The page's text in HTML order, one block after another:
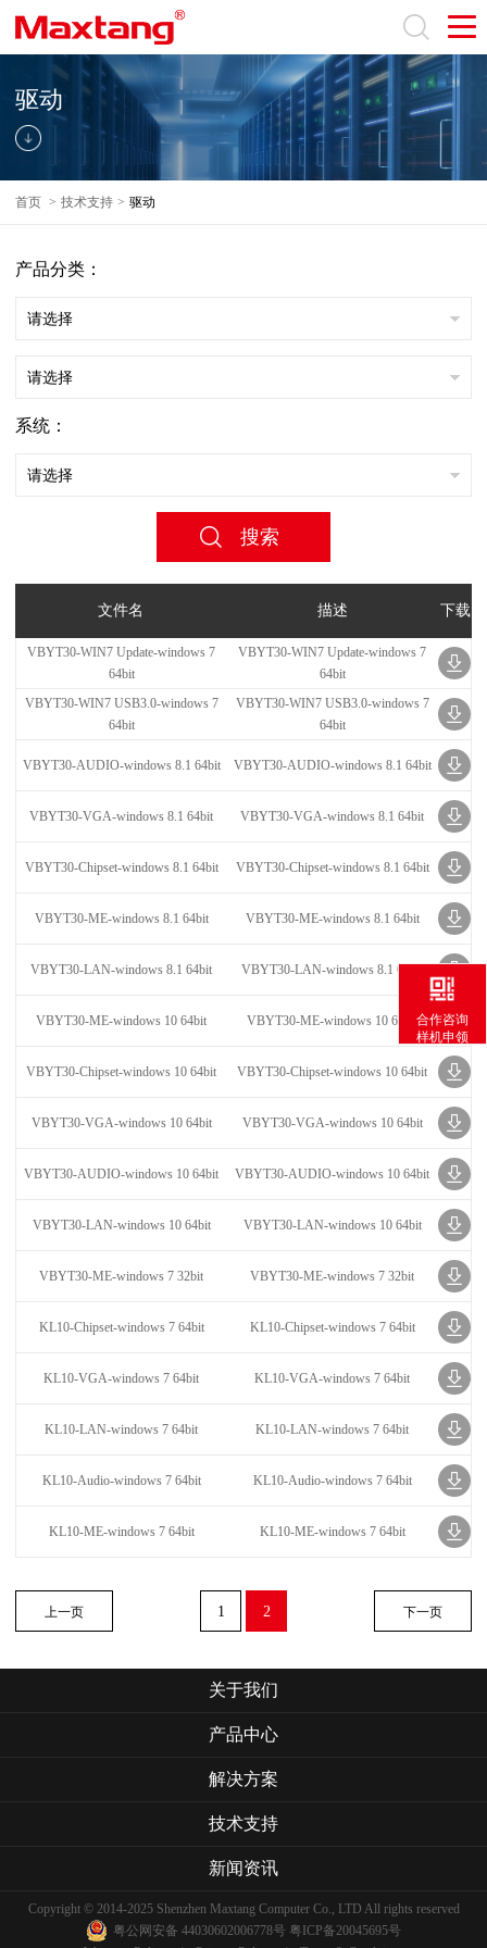
驱动
首页 > 技术支持 > 驱动
产品分类：
系统：
文件名 描述 下载
VBYT30-WIN7 Update-windows 7
64bit
VBYT30-WIN7 Update-windows 7
64bit
VBYT30-WIN7 USB3.0-windows 7
64bit
VBYT30-WIN7 USB3.0-windows 7
64bit
VBYT30-AUDIO-windows 8.1 64bit VBYT30-AUDIO-windows 8.1 64bit
VBYT30-VGA-windows 8.1 64bit VBYT30-VGA-windows 8.1 64bit
VBYT30-Chipset-windows 8.1 64bit VBYT30-Chipset-windows 8.1 64bit
VBYT30-ME-windows 8.1 64bit VBYT30-ME-windows 8.1 64bit
VBYT30-LAN-windows 8.1 64bit VBYT30-LAN-windows 8.1 64bit
VBYT30-ME-windows 10 64bit VBYT30-ME-windows 10 64bit
VBYT30-Chipset-windows 10 64bit VBYT30-Chipset-windows 10 64bit
VBYT30-VGA-windows 10 64bit VBYT30-VGA-windows 10 64bit
VBYT30-AUDIO-windows 10 64bit VBYT30-AUDIO-windows 10 64bit
VBYT30-LAN-windows 10 64bit VBYT30-LAN-windows 10 64bit
VBYT30-ME-windows 7 32bit VBYT30-ME-windows 7 32bit
KL10-Chipset-windows 7 64bit KL10-Chipset-windows 7 64bit
KL10-VGA-windows 7 64bit KL10-VGA-windows 7 64bit
KL10-LAN-windows 7 64bit KL10-LAN-windows 7 64bit
KL10-Audio-windows 7 64bit KL10-Audio-windows 7 64bit
KL10-ME-windows 7 64bit KL10-ME-windows 7 64bit
上一页 1 2 下一页
关于我们
产品中心
解决方案
技术支持
新闻资讯
Copyright © 2014-2025 Shenzhen Maxtang Computer Co., LTD All rights reserved
粤公网安备 44030602006778号 粤ICP备20045695号
合作咨询
样机申领